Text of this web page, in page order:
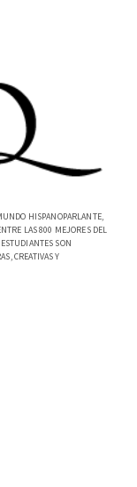
HISPANOPARLANTE,
LAS 800 MEJORES DEL
SON
CREATIVAS Y